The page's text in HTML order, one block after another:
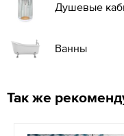
Душевые
Ванны
Так же